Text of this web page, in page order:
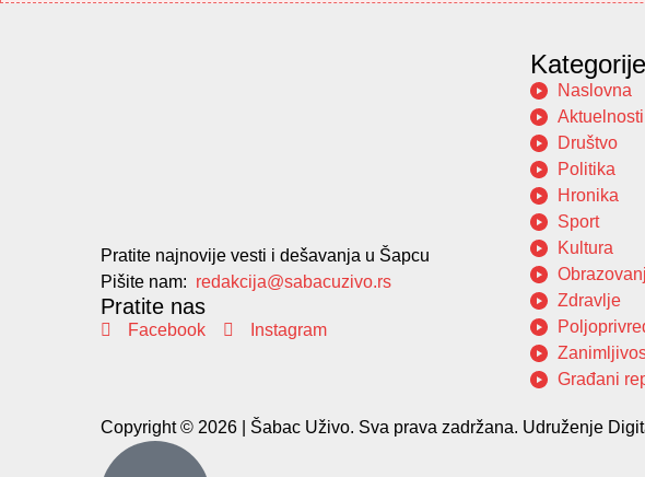
Pratite najnovije vesti i dešavanja u Šapcu
Pišite nam: redakcija@sabacuzivo.rs
Pratite nas
Facebook Instagram
Kategorije
Naslovna
Aktuelnosti
Društvo
Politika
Hronika
Sport
Kultura
Zdravlje
Građani
Copyright © 2026 | Šabac Uživo. Sva prava zadržana. Udruženje